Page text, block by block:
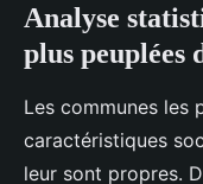
Analyse
plus peuplées
Les communes les
caractéristiques
leur sont propres.